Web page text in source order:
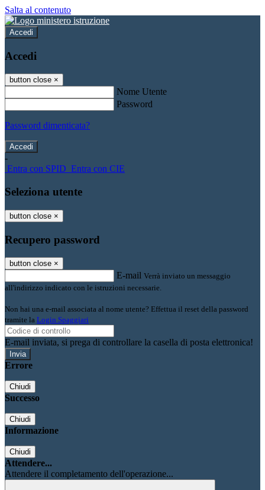
Salta al contenuto
Accedi
Accedi
button close ×
Nome Utente
Password
Password dimenticata?
-
Entra con SPID Entra con CIE
Seleziona utente
button close ×
Recupero password
button close ×
E-mail Verrà inviato un messaggio
all'indirizzo indicato con le istruzioni necessarie.
Non hai una e-mail associata al nome utente? Effettua il reset della password
tramite la Login Spaggiari
E-mail inviata, si prega di controllare la casella di posta elettronica!
Errore
Chiudi
Successo
Chiudi
Informazione
Chiudi
Attendere...
Attendere il completamento dell'operazione...